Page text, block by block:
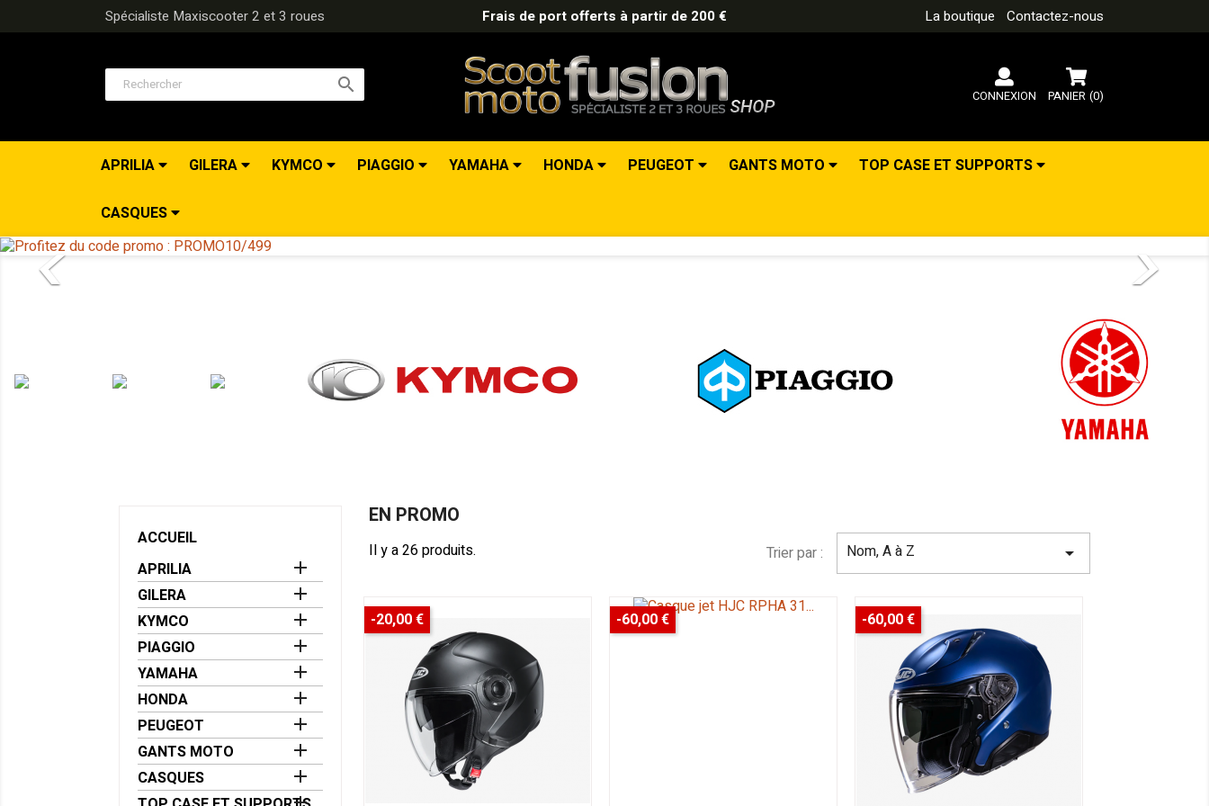
Spécialiste Maxiscooter 2 et 3 roues Frais de port offerts à partir de 200 € La boutique Contactez-nous

PANIER (0)
CONNEXION
APRILIA GILERA KYMCO PIAGGIO YAMAHA HONDA PEUGEOT GANTS MOTO TOP CASE ET SUPPORTS
CASQUES
CODE PROMO !!!
< Précédent >
Suivant
ACCUEIL
APRILIA

GILERA

KYMCO

PIAGGIO

YAMAHA

HONDA

PEUGEOT

GANTS MOTO

CASQUES

EN PROMO
Il y a 26 produits. Trier par : Nom, A à Z 
-20,00 € -60,00 € -60,00 €